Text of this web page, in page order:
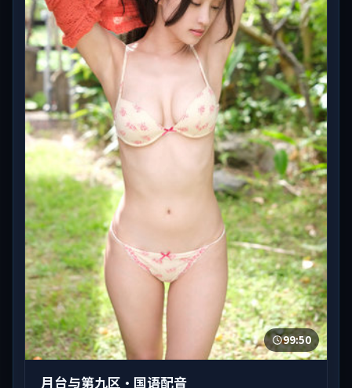
99:50
月台与第九区·国语配音